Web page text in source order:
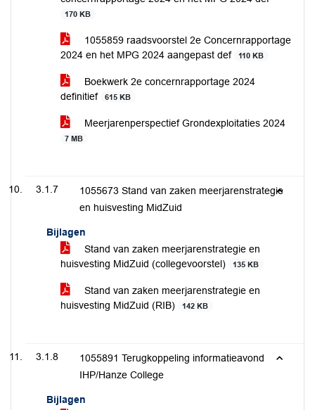
170 KB
1055859 raadsvoorstel 2e Concernrapportage
2024 en het MPG 2024 aangepast def
110 KB
Boekwerk 2e concernrapportage 2024
definitief
615 KB
Meerjarenperspectief Grondexploitaties 2024
7 MB
3.1.7
1055673 Stand van zaken meerjarenstrategie
en huisvesting MidZuid
Bijlagen
Stand van zaken meerjarenstrategie en
huisvesting MidZuid (collegevoorstel)
135 KB
Stand van zaken meerjarenstrategie en
huisvesting MidZuid (RIB)
142 KB
3.1.8
1055891 Terugkoppeling informatieavond
IHP/Hanze College
Bijlagen